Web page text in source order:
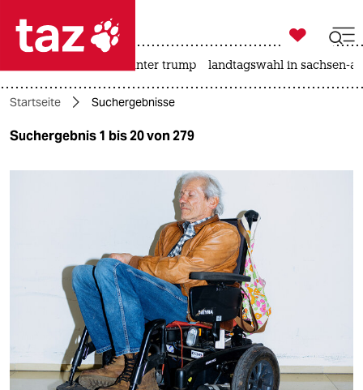
 taz zahl ich
taz zahl ich
themen
gesellschaft
berlin

taz zahl ich
usa unter trump landtagswahl in sachsen-
Startseite Suchergebnisse
Suchergebnis 1 bis 20 von 279